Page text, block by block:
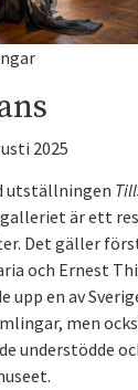
2025
utställningen
är ett
Det gäller
och Ernest
upp en av
men
understödde